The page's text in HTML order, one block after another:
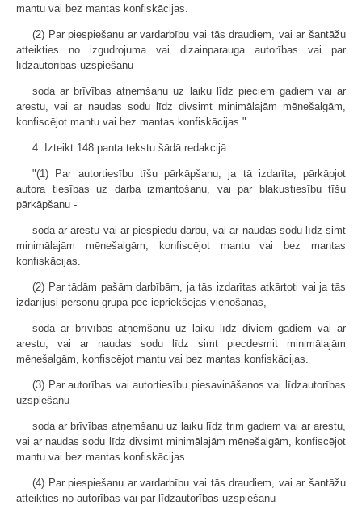
mantu vai bez mantas konfiskācijas.
(2) Par piespiešanu ar vardarbību vai tās draudiem, vai ar šantāžu
atteikties no izgudrojuma vai dizainparauga autorības vai par
līdzautorības uzspiešanu -
soda ar brīvības atņemšanu uz laiku līdz pieciem gadiem vai ar
arestu, vai ar naudas sodu līdz divsimt minimālajām mēnešalgām,
konfiscējot mantu vai bez mantas konfiskācijas."
4. Izteikt 148.panta tekstu šādā redakcijā:
"(1) Par autortiesību tīšu pārkāpšanu, ja tā izdarīta, pārkāpjot
autora tiesības uz darba izmantošanu, vai par blakustiesību tīšu
pārkāpšanu -
soda ar arestu vai ar piespiedu darbu, vai ar naudas sodu līdz simt
minimālajām mēnešalgām, konfiscējot mantu vai bez mantas
konfiskācijas.
(2) Par tādām pašām darbībām, ja tās izdarītas atkārtoti vai ja tās
izdarījusi personu grupa pēc iepriekšējas vienošanās, -
soda ar brīvības atņemšanu uz laiku līdz diviem gadiem vai ar
arestu, vai ar naudas sodu līdz simt piecdesmit minimālajām
mēnešalgām, konfiscējot mantu vai bez mantas konfiskācijas.
(3) Par autorības vai autortiesību piesavināšanos vai līdzautorības
uzspiešanu -
soda ar brīvības atņemšanu uz laiku līdz trim gadiem vai ar arestu,
vai ar naudas sodu līdz divsimt minimālajām mēnešalgām, konfiscējot
mantu vai bez mantas konfiskācijas.
(4) Par piespiešanu ar vardarbību vai tās draudiem, vai ar šantāžu
atteikties no autorības vai par līdzautorības uzspiešanu -